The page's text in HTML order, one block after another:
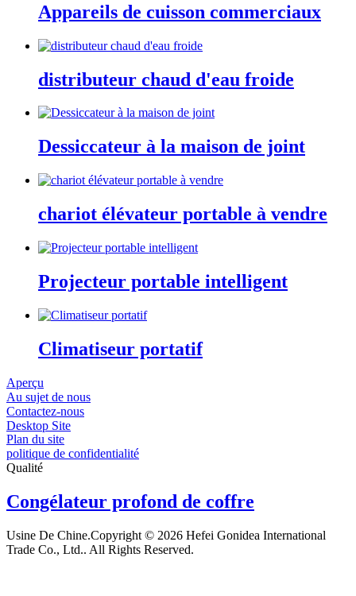
Appareils de cuisson commerciaux
distributeur chaud d'eau froide
Dessiccateur à la maison de joint
chariot élévateur portable à vendre
Projecteur portable intelligent
Climatiseur portatif
Aperçu
Au sujet de nous
Contactez-nous
Desktop Site
Plan du site
politique de confidentialité
Qualité
Congélateur profond de coffre
Usine De Chine.Copyright © 2026 Hefei Gonidea International
Trade Co., Ltd.. All Rights Reserved.